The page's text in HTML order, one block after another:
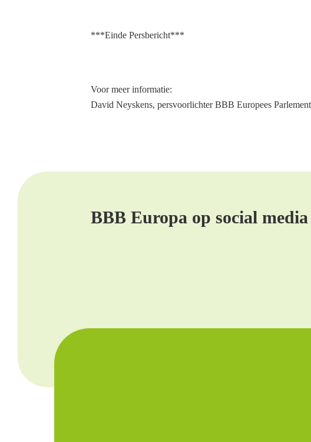
***Einde Persbericht***
Voor meer informatie:
David Neyskens, persvoorlichter BBB Europees
BBB Europa op social media